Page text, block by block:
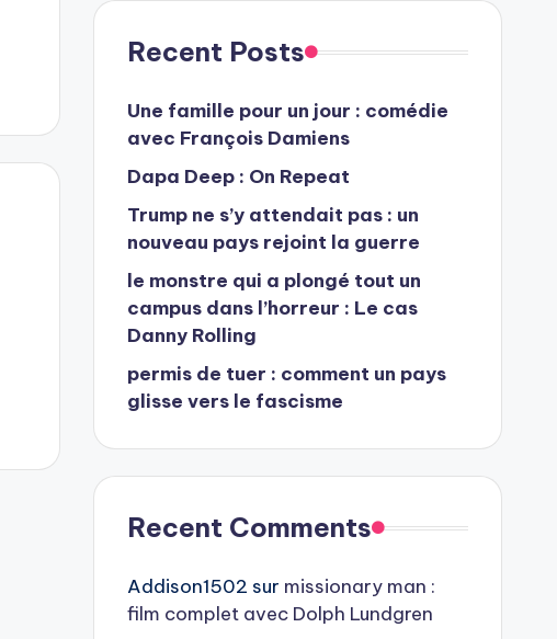
Recent Posts
Une famille pour un jour : comédie
avec François Damiens
Dapa Deep : On Repeat
Trump ne s’y attendait pas : un
nouveau pays rejoint la guerre
le monstre qui a plongé tout un
campus dans l’horreur : Le cas
Danny Rolling
permis de tuer : comment un pays
glisse vers le fascisme
Recent Comments
Addison1502 sur missionary man :
film complet avec Dolph Lundgren